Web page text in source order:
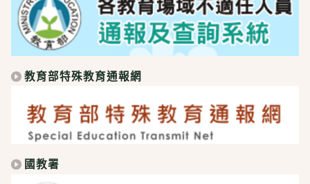
教育部特殊教育通報網
國教署